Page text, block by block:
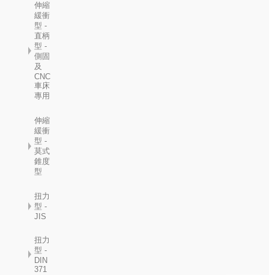
伸縮
緩衝
型 -
直柄
型 -
側固
及
CNC
車床
專用
伸縮
緩衝
型 -
莫式
錐度
型
扭力
型 -
JIS
扭力
型 -
DIN
371